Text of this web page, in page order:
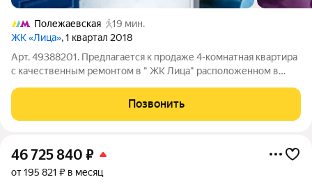
Полежаевская
19 мин.
ЖК «Лица», 1 квартал 2018
Арт. 49388201. Предлагается к продаже 4-комнатная квартира
с качественным ремонтом в " ЖК Лица" расположенном в
гостиная 26 кв.м, мастер-спальня со своей ванной комнатой и
гардеробной, две
Позвонить
46 725 840 ₽
от 195 821 ₽ в месяц